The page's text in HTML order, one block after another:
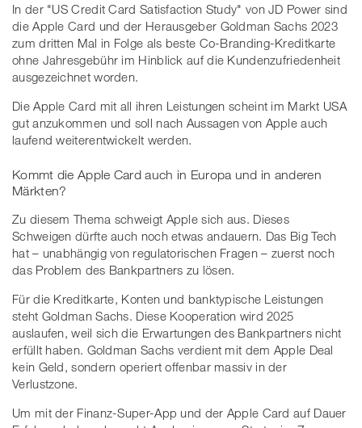
In der "US Credit Card Satisfaction Study" von JD Power sind
die Apple Card und der Herausgeber Goldman Sachs 2023
zum dritten Mal in Folge als beste Co-Branding-Kreditkarte
ohne Jahresgebühr im Hinblick auf die Kundenzufriedenheit
ausgezeichnet worden.
Die Apple Card mit all ihren Leistungen scheint im Markt USA
gut anzukommen und soll nach Aussagen von Apple auch
laufend weiterentwickelt werden.
Kommt die Apple Card auch in Europa und in anderen
Märkten?
Zu diesem Thema schweigt Apple sich aus. Dieses
Schweigen dürfte auch noch etwas andauern. Das Big Tech
hat – unabhängig von regulatorischen Fragen – zuerst noch
das Problem des Bankpartners zu lösen.
Für die Kreditkarte, Konten und banktypische Leistungen
steht Goldman Sachs. Diese Kooperation wird 2025
auslaufen, weil sich die Erwartungen des Bankpartners nicht
erfüllt haben. Goldman Sachs verdient mit dem Apple Deal
kein Geld, sondern operiert offenbar massiv in der
Verlustzone.
Um mit der Finanz-Super-App und der Apple Card auf Dauer